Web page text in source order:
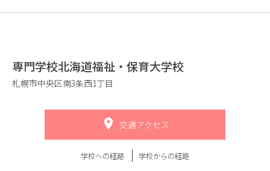
専門学校北海道福祉・保育大学校
札幌市中央区南3条西1丁目
交通アクセス
学校への経路 学校からの経路